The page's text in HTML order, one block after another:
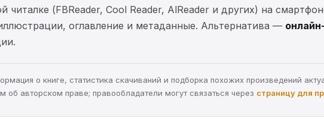
читалке (FBReader, Cool Reader, AlReader и других) на
оглавление и метаданные. Альтернатива —
о книге, статистика скачиваний и подборка похожих произведений
об авторском праве; правообладатели могут связаться через страницу для